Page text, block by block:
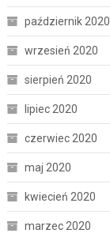
październik 2020
wrzesień 2020
sierpień 2020
lipiec 2020
czerwiec 2020
maj 2020
kwiecień 2020
marzec 2020